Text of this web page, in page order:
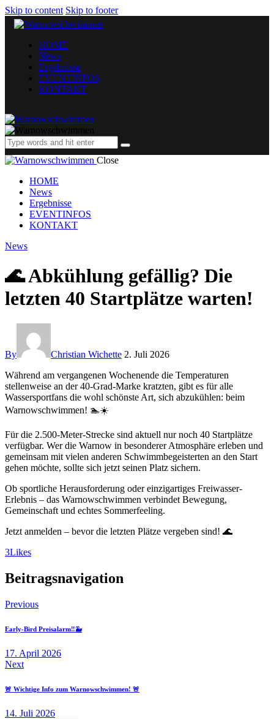
Skip to content Skip to footer
HOME
News
Ergebnisse
EVENTINFOS
KONTAKT
Close
HOME
News
Ergebnisse
EVENTINFOS
KONTAKT
News
🌊 Abkühlung gefällig? Die
letzten 40 Startplätze warten!
By Christian Wichette 2. Juli 2026
Während am vergangenen Wochenende die Temperaturen
stellenweise an der 40-Grad-Marke kratzten, gibt es für alle
Wassersportfans die wohl schönste Art, sich abzukühlen: beim
Warnowschwimmen! 🏊☀️
Für die 2.500-Meter-Strecke sind aktuell nur noch 40 Startplätze
verfügbar. Wer die Warnow in besonderer Atmosphäre erleben und
gemeinsam mit vielen anderen Schwimmbegeisterten an den Start
gehen möchte, sollte sich jetzt seinen Platz sichern.
Ob sportliche Herausforderung oder einzigartiges Freiwasser-
Erlebnis – das Warnowschwimmen verbindet Bewegung,
Gemeinschaft und echtes Sommerfeeling.
Jetzt anmelden – bevor die letzten Plätze vergeben sind! 🌊
3Likes
Beitragsnavigation
Previous
Early-Bird Preisalarm‼️🐳
17. April 2026
Next
🚨 Wichtige Info zum Warnowschwimmen! 🚨
14. Juli 2026